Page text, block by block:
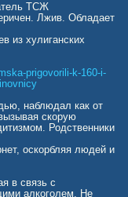
ТСЖ
Лжив. Обладает
из хулиганских
prigovorili-k-160-i-
наблюдал как от
скорую
Родственники
оскорбляя людей и
в связь с
алкоголем. Не